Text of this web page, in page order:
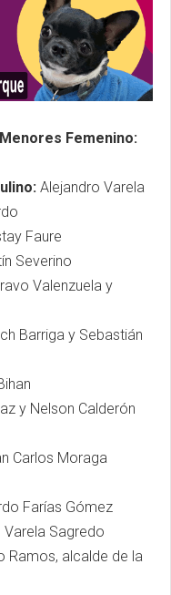
Femenino:
Alejandro Varela
Faure
Severino
Valenzuela y
Barriga y Sebastián
y Nelson Calderón
Carlos Moraga
Farías Gómez
Varela Sagredo
Ramos, alcalde de la